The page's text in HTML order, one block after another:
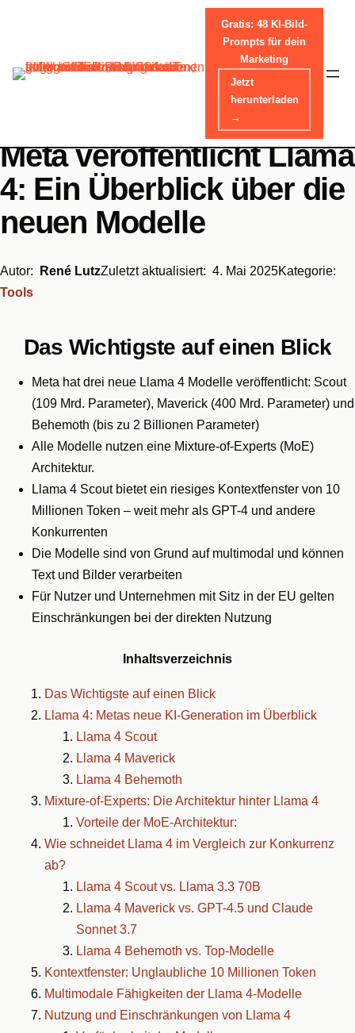
Skip
Gratis: 48 KI-Bild-
Prompts für dein
Marketing
Jetzt
herunterladen
→
Meta veröffentlicht Llama
4: Ein Überblick über die
neuen Modelle
Autor: René LutzZuletzt aktualisiert: 4. Mai 2025Kategorie:
Tools
Das Wichtigste auf einen Blick
Meta hat drei neue Llama 4 Modelle veröffentlicht: Scout
(109 Mrd. Parameter), Maverick (400 Mrd. Parameter) und
Behemoth (bis zu 2 Billionen Parameter)
Alle Modelle nutzen eine Mixture-of-Experts (MoE)
Architektur.
Llama 4 Scout bietet ein riesiges Kontextfenster von 10
Millionen Token – weit mehr als GPT-4 und andere
Konkurrenten
Die Modelle sind von Grund auf multimodal und können
Text und Bilder verarbeiten
Für Nutzer und Unternehmen mit Sitz in der EU gelten
Einschränkungen bei der direkten Nutzung
Inhaltsverzeichnis
Das Wichtigste auf einen Blick
Llama 4: Metas neue KI-Generation im Überblick
Llama 4 Scout
Llama 4 Maverick
Llama 4 Behemoth
Mixture-of-Experts: Die Architektur hinter Llama 4
Vorteile der MoE-Architektur:
Wie schneidet Llama 4 im Vergleich zur Konkurrenz
ab?
Llama 4 Scout vs. Llama 3.3 70B
Llama 4 Maverick vs. GPT-4.5 und Claude
Sonnet 3.7
Llama 4 Behemoth vs. Top-Modelle
Kontextfenster: Unglaubliche 10 Millionen Token
Multimodale Fähigkeiten der Llama 4-Modelle
Nutzung und Einschränkungen von Llama 4